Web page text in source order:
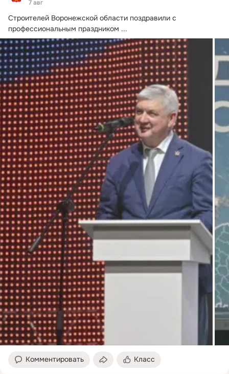
7 авг
Строителей Воронежской области поздравили с
профессиональным праздником ...
Комментировать Класс